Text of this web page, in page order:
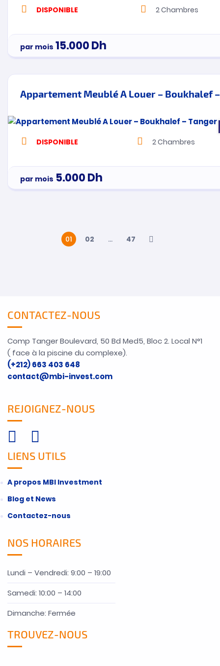
DISPONIBLE 2Chambres
par mois 15.000Dh
Appartement Meublé A Louer – Boukhalef
DISPONIBLE 2Chambres
par mois 5.000Dh
01 02 … 47
CONTACTEZ-NOUS
Comp Tanger Boulevard, 50 Bd Med5, Bloc 2. Local N°1
( face à la piscine du complexe).
(+212) 663 403 648
contact@mbi-invest.com
REJOIGNEZ-NOUS
LIENS UTILS
A propos MBI Investment
Blog et News
Contactez-nous
NOS HORAIRES
Lundi – Vendredi: 9:00 – 19:00
Samedi: 10:00 – 14:00
Dimanche: Fermée
TROUVEZ-NOUS